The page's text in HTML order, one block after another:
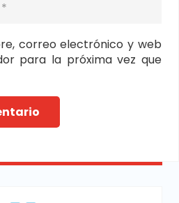
correo electrónico y web
para la próxima vez que